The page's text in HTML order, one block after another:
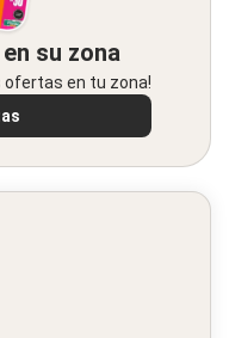
su zona
ofertas en tu zona!